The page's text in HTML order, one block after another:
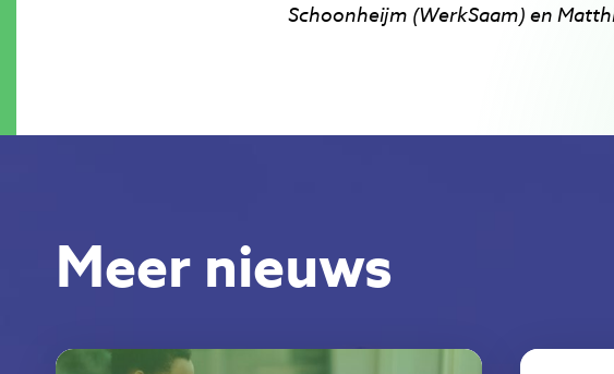
Schoonheijm (WerkSaam) en
Meer nieuws